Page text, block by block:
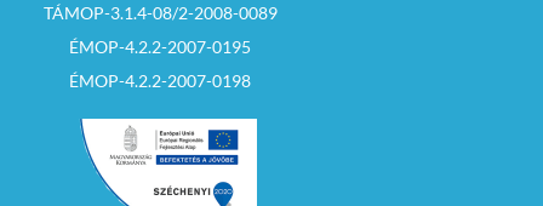
TÁMOP-3.1.4-08/2-2008-0089
ÉMOP-4.2.2-2007-0195
ÉMOP-4.2.2-2007-0198